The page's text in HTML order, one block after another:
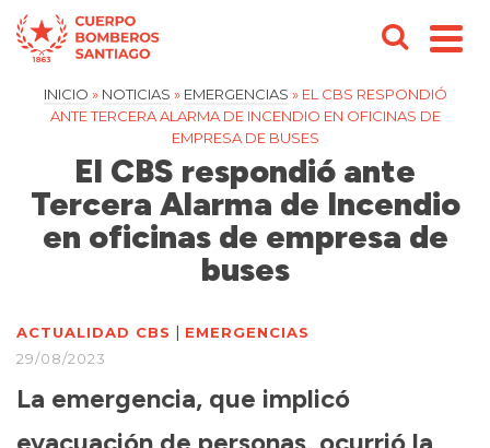
INICIO » NOTICIAS » EMERGENCIAS » EL CBS RESPONDIÓ
ANTE TERCERA ALARMA DE INCENDIO EN OFICINAS DE
EMPRESA DE BUSES
El CBS respondió ante
Tercera Alarma de Incendio
en oficinas de empresa de
buses
ACTUALIDAD CBS | EMERGENCIAS
29/08/2023
La emergencia, que implicó